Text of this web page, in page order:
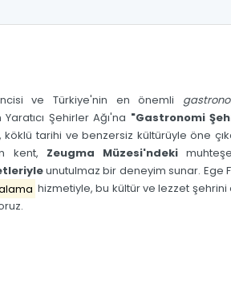
ve Türkiye'nin en önemli
Şehirler Ağı'na "Gastronomi
tarihi ve benzersiz kültürüyle öne
kent, Zeugma Müzesi'ndeki
unutulmaz bir deneyim sunar. Ege
hizmetiyle, bu kültür ve lezzet şehrini